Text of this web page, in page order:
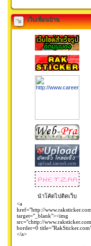
เว็บเพื่อนบ้าน
นำโค้ดไปติดเว็บ